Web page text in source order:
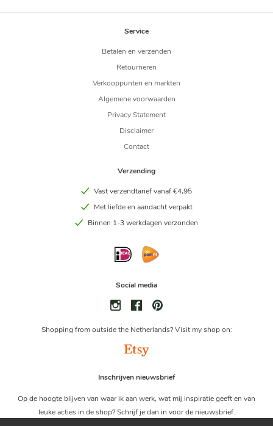
Service
Betalen en verzenden
Retourneren
Verkooppunten en markten
Algemene voorwaarden
Privacy Statement
Disclaimer
Contact
Verzending
Vast verzendtarief vanaf €4,95
Met liefde en aandacht verpakt
Binnen 1-3 werkdagen verzonden
Social media
Shopping from outside the Netherlands? Visit my shop on:
Inschrijven nieuwsbrief
Op de hoogte blijven van waar ik aan werk, wat mij inspiratie geeft en van
leuke acties in de shop? Schrijf je dan in voor de nieuwsbrief.